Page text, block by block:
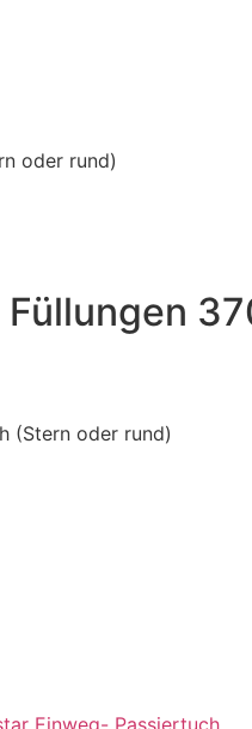
oder rund)
(Stern oder rund)